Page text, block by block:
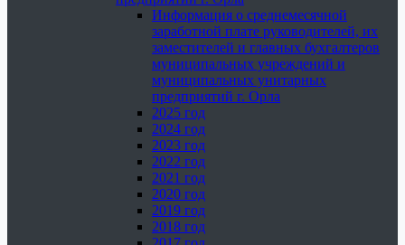
Информация о среднемесячной
заработной плате руководителей, их
заместителей и главных бухгалтеров
муниципальных учреждений и
муниципальных унитарных
предприятий г. Орла
2025 год
2024 год
2023 год
2022 год
2021 год
2020 год
2019 год
2018 год